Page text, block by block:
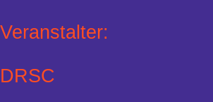
Veranstalter:
DRSC